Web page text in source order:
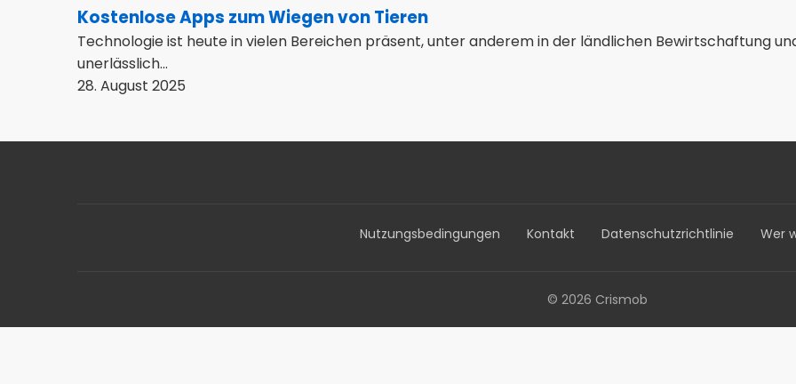
Kostenlose Apps zum Wiegen von Tieren
Technologie ist heute in vielen Bereichen präsent, unter anderem in der ländlichen Bewirtschaftung
unerlässlich...
28. August 2025
Nutzungsbedingungen Kontakt Datenschutzrichtlinie Wer
© 2026 Crismob